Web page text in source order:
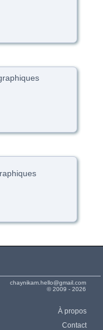
chaynikam.hello@gmail.com
© 2009 - 2026
À propos
Contact